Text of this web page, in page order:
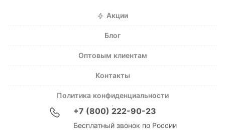
Акции
Блог
Оптовым клиентам
Контакты
Политика конфиденциальности
+7 (800) 222-90-23
Бесплатный звонок по России